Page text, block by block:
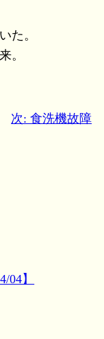
た。
。
次: 食洗機故障
04】